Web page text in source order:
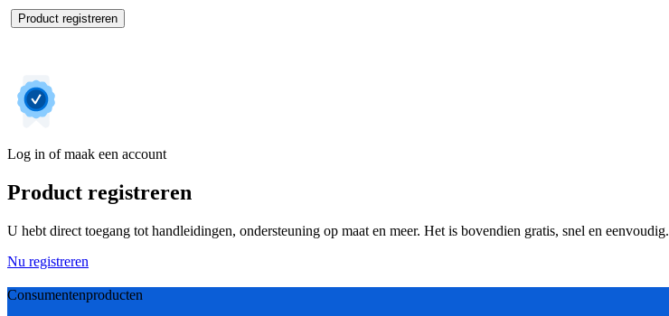
Product registreren
Log in of maak een account
Product registreren
U hebt direct toegang tot handleidingen, ondersteuning op maat en meer. Het is bovendien gratis, snel en eenvoudig.
Nu registreren
Consumentenproducten